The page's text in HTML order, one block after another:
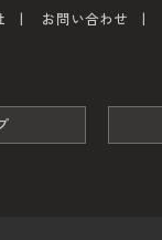
お問い合わせ